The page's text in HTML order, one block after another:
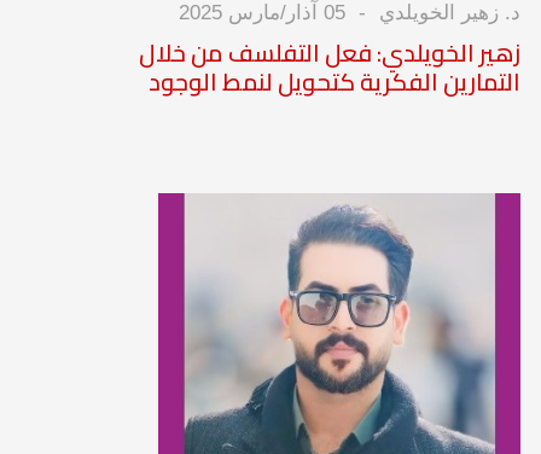
د. زهير الخويلدي 05 آذار/مارس 2025
زهير الخويلدي: فعل التفلسف من خلال
التمارين الفكرية كتحويل لنمط الوجود